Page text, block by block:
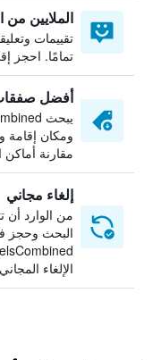
الملايين من
تقييمات
تمامًا. احجز
أفضل
ومكان
مقارنة أماكن
إلغاء مجاني
من الوارد أن
البحث وحجز
الإلغاء المجاني